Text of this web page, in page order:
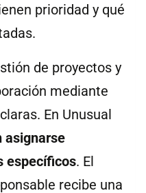
prioridad y qué
de proyectos y
mediante
En Unusual
asignarse
específicos. El
recibe una